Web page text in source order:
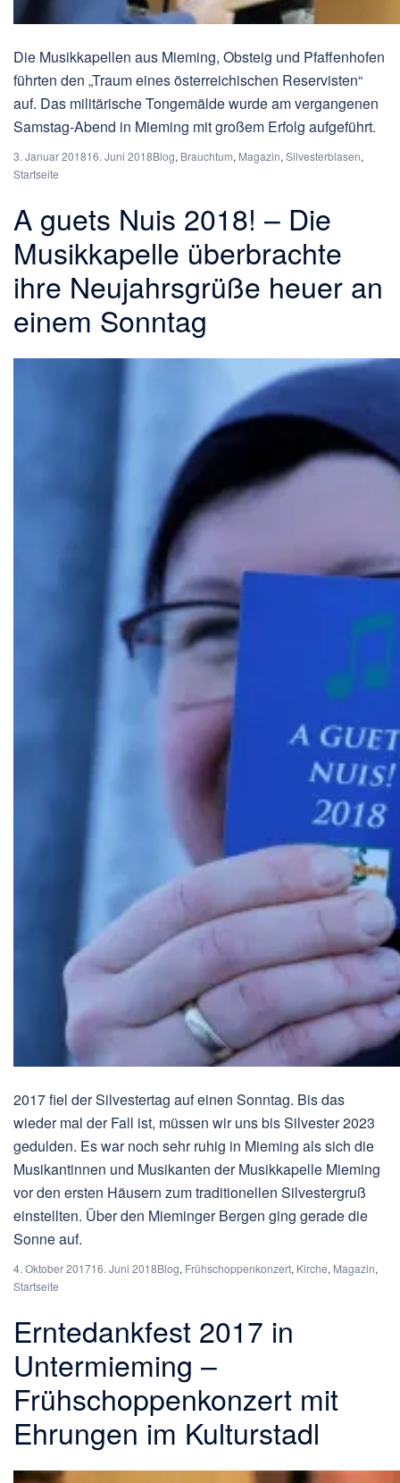
Die Musikkapellen aus Mieming, Obsteig und Pfaffenhofen
führten den „Traum eines österreichischen Reservisten“
auf. Das militärische Tongemälde wurde am vergangenen
Samstag-Abend in Mieming mit großem Erfolg aufgeführt.
3. Januar 201816. Juni 2018Blog, Brauchtum, Magazin, Silvesterblasen,
Startseite
A guets Nuis 2018! – Die
Musikkapelle überbrachte
ihre Neujahrsgrüße heuer an
einem Sonntag
2017 fiel der Silvestertag auf einen Sonntag. Bis das
wieder mal der Fall ist, müssen wir uns bis Silvester 2023
gedulden. Es war noch sehr ruhig in Mieming als sich die
Musikantinnen und Musikanten der Musikkapelle Mieming
vor den ersten Häusern zum traditionellen Silvestergruß
einstellten. Über den Mieminger Bergen ging gerade die
Sonne auf.
4. Oktober 201716. Juni 2018Blog, Frühschoppenkonzert, Kirche, Magazin,
Startseite
Erntedankfest 2017 in
Untermieming –
Frühschoppenkonzert mit
Ehrungen im Kulturstadl